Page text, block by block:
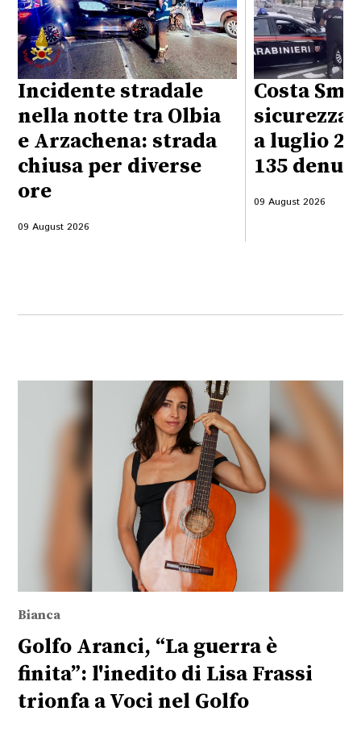
Incidente stradale
nella notte tra Olbia
e Arzachena: strada
chiusa per diverse
ore
09 August 2026
Costa
sicurezza
a luglio
135
09 August 2026
Bianca
Golfo Aranci, “La guerra è
finita”: l'inedito di Lisa Frassi
trionfa a Voci nel Golfo